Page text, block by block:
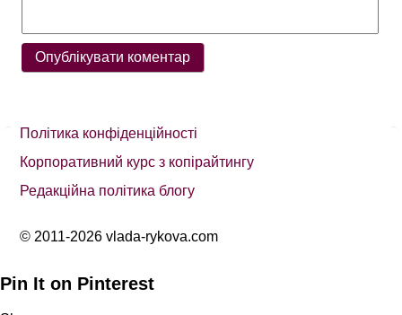
Політика конфіденційності
Корпоративний курс з копірайтингу
Редакційна політика блогу
© 2011-2026 vlada-rykova.com
Pin It on Pinterest